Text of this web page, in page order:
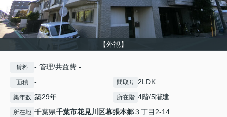
【外観】
賃料 - 管理/共益費 -
面積 - 間取り 2LDK
築年数 築29年 所在階 4階/5階建
所在地 千葉県千葉市花見川区幕張本郷３丁目2-14